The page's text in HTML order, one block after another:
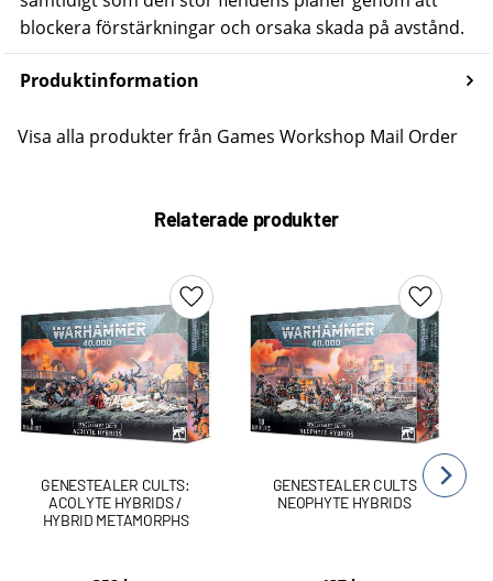
blockera förstärkningar och orsaka skada på avstånd.
Produktinformation
Visa alla produkter från Games Workshop Mail Order
Relaterade produkter
GENESTEALER CULTS:
ACOLYTE HYBRIDS /
HYBRID METAMORPHS
Lägg till i favoriter
GENESTEALER CULTS
NEOPHYTE HYBRIDS
Lägg till